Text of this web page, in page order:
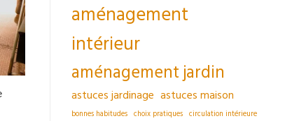
aménagement
intérieur
aménagement jardin
astuces jardinage astuces maison
bonnes habitudes choix pratiques circulation intérieure